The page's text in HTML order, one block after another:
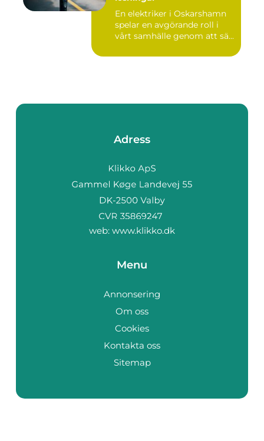
En elektriker i Oskarshamn
spelar en avgörande roll i
vårt samhälle genom att sä...
Adress
web: www.klikko.dk
Menu
Annonsering
Om oss
Cookies
Kontakta oss
Sitemap